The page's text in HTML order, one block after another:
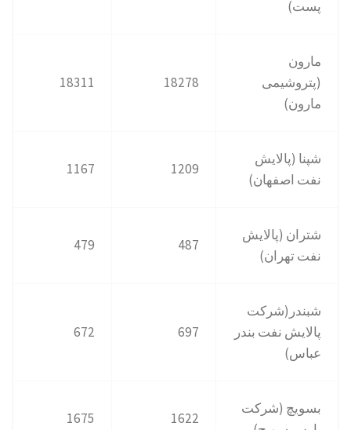
پست)
مارون
(پتروشیمی
مارون)
18278
18311
شپنا (پالایش
نفت اصفهان)
1209
1167
شتران (پالایش
نفت تهران)
487
479
شبندر(شرکت
پالایش نفت بندر
عباس)
697
672
بسویچ (شرکت
1622
1675